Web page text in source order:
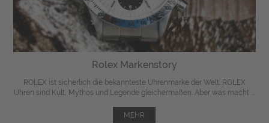
Rolex Markenstory
ROLEX ist sicherlich die bekannteste Uhrenmarke der Welt. ROLEX
Uhren sind Kult, Mythos und Legende gleichermaßen. Aber was macht ...
MEHR